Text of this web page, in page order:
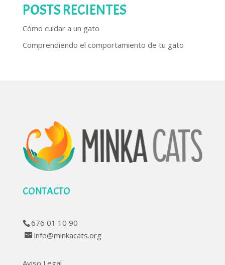
POSTS RECIENTES
Cómo cuidar a un gato
Comprendiendo el comportamiento de tu gato
CONTACTO
676 01 10 90
info@minkacats.org
Aviso Legal